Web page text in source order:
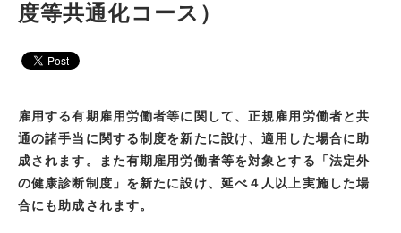
度等共通化コース）
雇用する有期雇用労働者等に関して、正規雇用労働者と共
通の諸手当に関する制度を新たに設け、適用した場合に助
成されます。また有期雇用労働者等を対象とする「法定外
の健康診断制度」を新たに設け、延べ４人以上実施した場
合にも助成されます。